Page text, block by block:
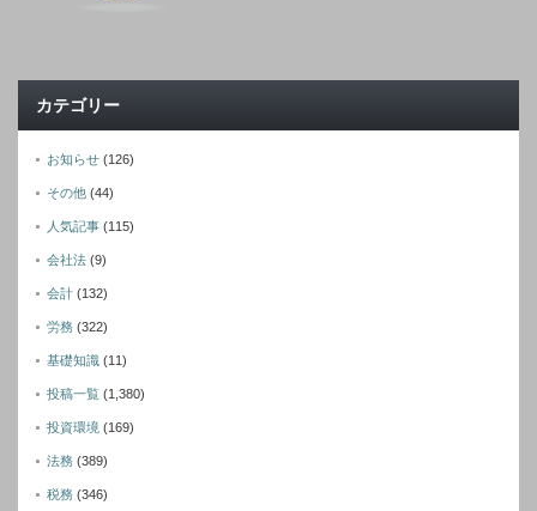
カテゴリー
お知らせ (126)
その他 (44)
人気記事 (115)
会社法 (9)
会計 (132)
労務 (322)
基礎知識 (11)
投稿一覧 (1,380)
投資環境 (169)
法務 (389)
税務 (346)